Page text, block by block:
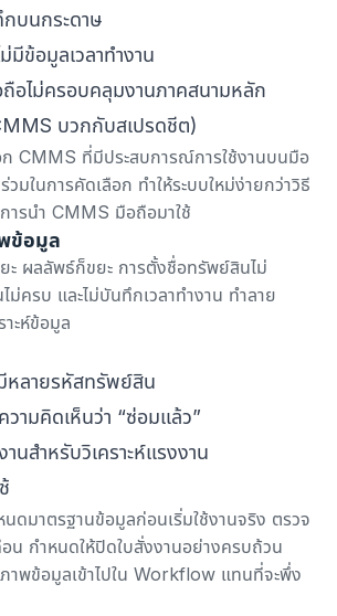
บนกระดาษ
มีข้อมูลเวลาทำงาน
ถือไม่ครอบคลุมงานภาคสนามหลัก
บวกกับสเปรดชีต)
ก CMMS ที่มีประสบการณ์การใช้งานบนมือ
มในการคัดเลือก ทำให้ระบบใหม่ง่ายกว่าวิธี
ารนำ CMMS มือถือมาใช้
ข้อมูล
ะ ผลลัพธ์ก็ขยะ การตั้งชื่อทรัพย์สินไม่
ม่ครบ และไม่บันทึกเวลาทำงาน ทำลาย
ะห์ข้อมูล
ลายรหัสทรัพย์สิน
ามคิดเห็นว่า “ซ่อมแล้ว”
านสำหรับวิเคราะห์แรงงาน
นดมาตรฐานข้อมูลก่อนเริ่มใช้งานจริง ตรวจ
น กำหนดให้ปิดใบสั่งงานอย่างครบถ้วน
าพข้อมูลเข้าไปใน Workflow แทนที่จะพึ่ง